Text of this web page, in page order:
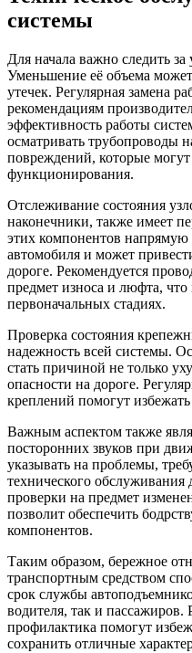
системы
Для начала важно следить
Уменьшение её объема
утечек. Регулярная замена
рекомендациям
эффективность работы
осматривать трубопроводы
повреждений, которые
функционирования.
Отслеживание состояния
наконечники, также имеет
этих компонентов напрямую
автомобиля и может
дороге. Рекомендуется
предмет износа и люфта,
первоначальных стадиях.
Проверка состояния
надежность всей системы.
стать причиной не только
опасности на дороге.
креплений помогут
Важным аспектом также
посторонних звуков при
указывать на проблемы,
технического
проверки на предмет
позволит обеспечить
компонентов.
Таким образом, бережное
транспортным средством
срок службы
водителя, так и пассажиров.
профилактика помогут
сохранить отличные